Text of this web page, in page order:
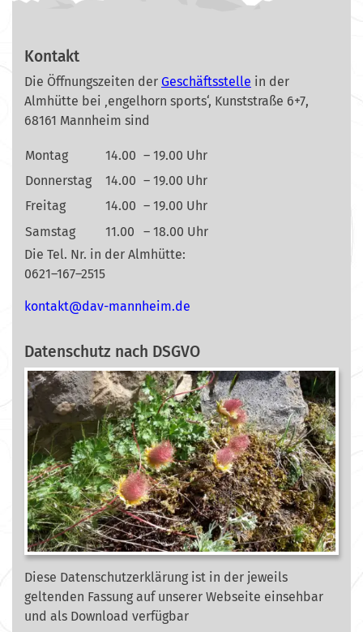
Kontakt
Die Öffnungszeiten der Geschäftsstelle in der
Almhütte bei ‚engelhorn sports‘, Kunststraße 6+7,
68161 Mannheim sind
Montag 14.00 – 19.00 Uhr
Donnerstag
14.00 – 19.00 Uhr
Freitag
14.00 – 19.00 Uhr
Samstag
11.00
– 18.00 Uhr
Die Tel. Nr. in der Almhütte:
0621–167–2515
ed.mi
ehnna
m-vad
@tkat
nok
Datenschutz nach DSGVO
Diese Datenschutzerklärung ist in der jeweils
geltenden Fassung auf unserer Webseite einsehbar
und als Download verfügbar